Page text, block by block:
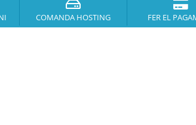
COMANDA HOSTING FER EL